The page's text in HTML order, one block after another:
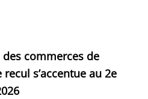
commerces de
s’accentue au 2e